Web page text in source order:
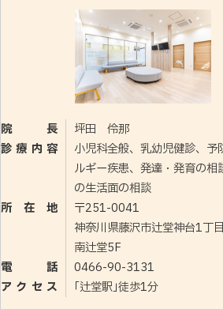
院長
坪田 伶那
診療内容
小児科全般、乳幼児健診、予
ルギー疾患、発達・発育の相
の生活面の相談
所在地
〒251-0041
神奈川県藤沢市辻堂神台1丁
南辻堂5F
電話
0466-90-3131
アクセス
｢辻堂駅｣徒歩1分